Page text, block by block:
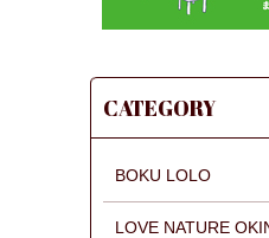
CATEGORY
BOKU LOLO
LOVE NATURE